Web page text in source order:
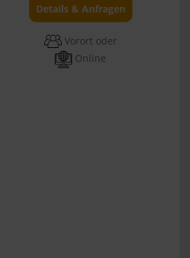
Details & Anfragen
Vorort oder
Online